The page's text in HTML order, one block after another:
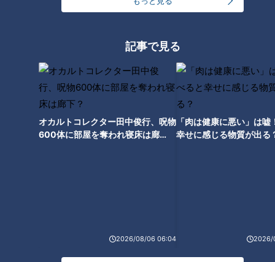
記事で見る
オカルトコレクター田中俊行、呪物
600体に部屋を奪われ寝床は廊
2026/08/06 06:04
「肉は健康に悪い」は嘘
幸せに感じる物質が出る
2026/
「こじゃんと」とは高知の方言で、「とても」や「十分に」と
①ミョウガを縦4等分に切る
②まな板に豚バラ肉を広げて伸ばし、塩コショウを振る
③豚バラ肉全体に薄力粉を茶漉しなどで通してふり、ミョウ
ガを2切れ乗せて巻く
④フライパンにごま油を入れて中火で③を焼き、全体に焼き
久野「ほのかな辛味が大人の味なので、お酒が進みますね。高
知県の辛口でキレがあるすっきりとした喉越しの日本酒がよく